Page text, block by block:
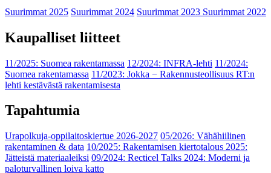
Suurimmat 2025 Suurimmat 2024 Suurimmat 2023 Suurimmat 2022
Kaupalliset liitteet
11/2025: Suomea rakentamassa 12/2024: INFRA-lehti 11/2024:
Suomea rakentamassa 11/2023: Jokka − Rakennusteollisuus RT:n
lehti kestävästä rakentamisesta
Tapahtumia
Urapolkuja-oppilaitoskiertue 2026-2027 05/2026: Vähähiilinen
rakentaminen & data 10/2025: Rakentamisen kiertotalous 2025:
Jätteistä materiaaleiksi 09/2024: Recticel Talks 2024: Moderni ja
paloturvallinen loiva katto